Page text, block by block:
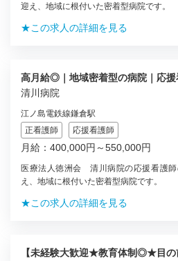
迎え、地域に根付いた密着型病院です。
★この求人の詳細を見る
高月給◎｜地域密着型の病院｜応援
清川病院
江ノ島電鉄線鎌倉駅
正看護師
応援看護師
月給：400,000円～550,000円
医療法人徳洲会 清川病院の応援看護
え、地域に根付いた密着型病院です。
★この求人の詳細を見る
【未経験大歓迎★教育体制◎★目